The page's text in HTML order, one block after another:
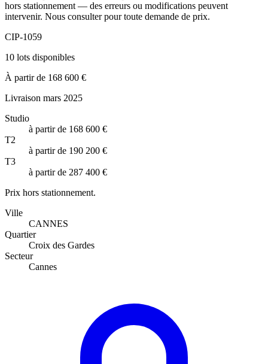
hors stationnement — des erreurs ou modifications peuvent
intervenir. Nous consulter pour toute demande de prix.
CIP-1059
10 lots disponibles
À partir de 168 600 €
Livraison mars 2025
Studio
à partir de 168 600 €
T2
à partir de 190 200 €
T3
à partir de 287 400 €
Prix hors stationnement.
Ville
CANNES
Quartier
Croix des Gardes
Secteur
Cannes